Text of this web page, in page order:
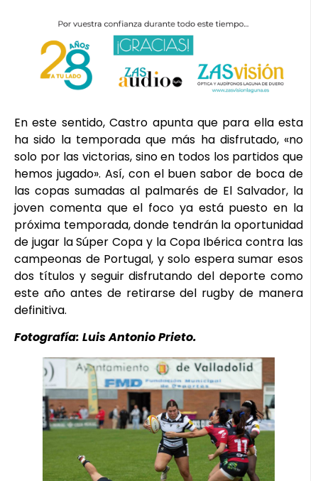
En este sentido, Castro apunta que para ella esta
ha sido la temporada que más ha disfrutado, «no
solo por las victorias, sino en todos los partidos que
hemos jugado». Así, con el buen sabor de boca de
las copas sumadas al palmarés de El Salvador, la
joven comenta que el foco ya está puesto en la
próxima temporada, donde tendrán la oportunidad
de jugar la Súper Copa y la Copa Ibérica contra las
campeonas de Portugal, y solo espera sumar esos
dos títulos y seguir disfrutando del deporte como
este año antes de retirarse del rugby de manera
definitiva.
Fotografía: Luis Antonio Prieto.